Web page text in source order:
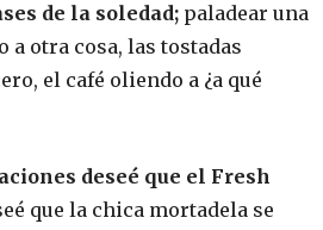
de la soledad; paladear una
a otra cosa, las tostadas
el café oliendo a ¿a qué
deseé que el Fresh
que la chica mortadela se